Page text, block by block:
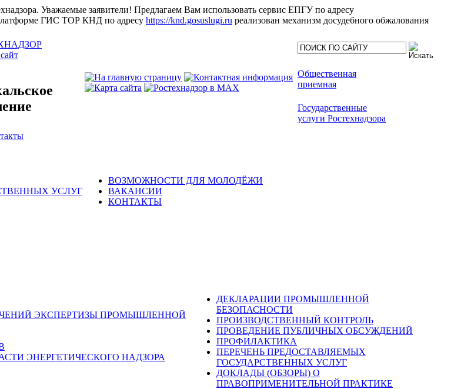
Уважаемые заявители! Предлагаем Вам использовать сервис ЕПГУ по адресу
ГИС ТОР КНД по адресу https://knd.gosuslugi.ru реализован механизм досудебного обжалования
Общественная
приемная
Государственные
услуги Ростехнадзора
УСЛУГ
ВОЗМОЖНОСТИ ДЛЯ МОЛОДЁЖИ
ВАКАНСИИ
КОНТАКТЫ
ЭКСПЕРТИЗЫ ПРОМЫШЛЕННОЙ
ЭНЕРГЕТИЧЕСКОГО НАДЗОРА
ДЕКЛАРАЦИИ ПРОМЫШЛЕННОЙ
БЕЗОПАСНОСТИ
ПРОИЗВОДСТВЕННЫЙ КОНТРОЛЬ
ПРОВЕДЕНИЕ ПУБЛИЧНЫХ ОБСУЖДЕНИЙ
ПРОФИЛАКТИКА
ПЕРЕЧЕНЬ ПРЕДОСТАВЛЯЕМЫХ
ГОСУДАРСТВЕННЫХ УСЛУГ
ДОКЛАДЫ (ОБЗОРЫ) О
ПРАВОПРИМЕНИТЕЛЬНОЙ ПРАКТИКЕ